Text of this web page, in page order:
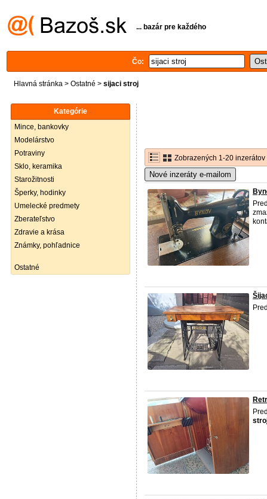
... bazár pre každého
Čo:
Hlavná stránka > Ostatné > sijaci stroj
Kategórie
Mince, bankovky
Modelárstvo
Potraviny
Sklo, keramika
Starožitnosti
Šperky, hodinky
Umelecké predmety
Zberateľstvo
Zdravie a krása
Známky, pohľadnice
Ostatné
Zobrazených 1-20 inzerátov
Nové inzeráty e-mailom